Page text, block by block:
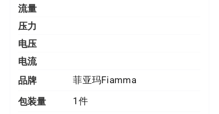
流量
压力
电压
电流
品牌
菲亚玛Fiamma
包装量 1件